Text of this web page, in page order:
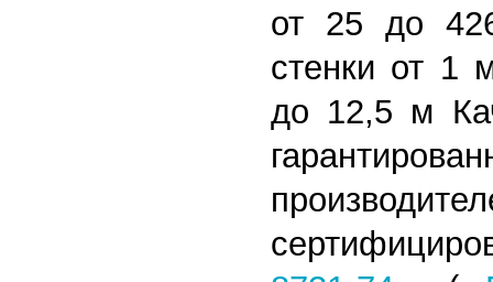
от 25 до
стенки от 1
до 12,5 м